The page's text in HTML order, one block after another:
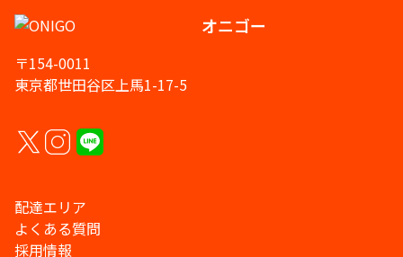
オニゴー
〒154-0011
東京都世田谷区上馬1-17-5
配達エリア
よくある質問
採用情報